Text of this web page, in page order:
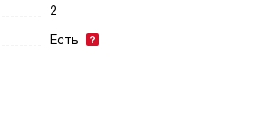
2
Есть